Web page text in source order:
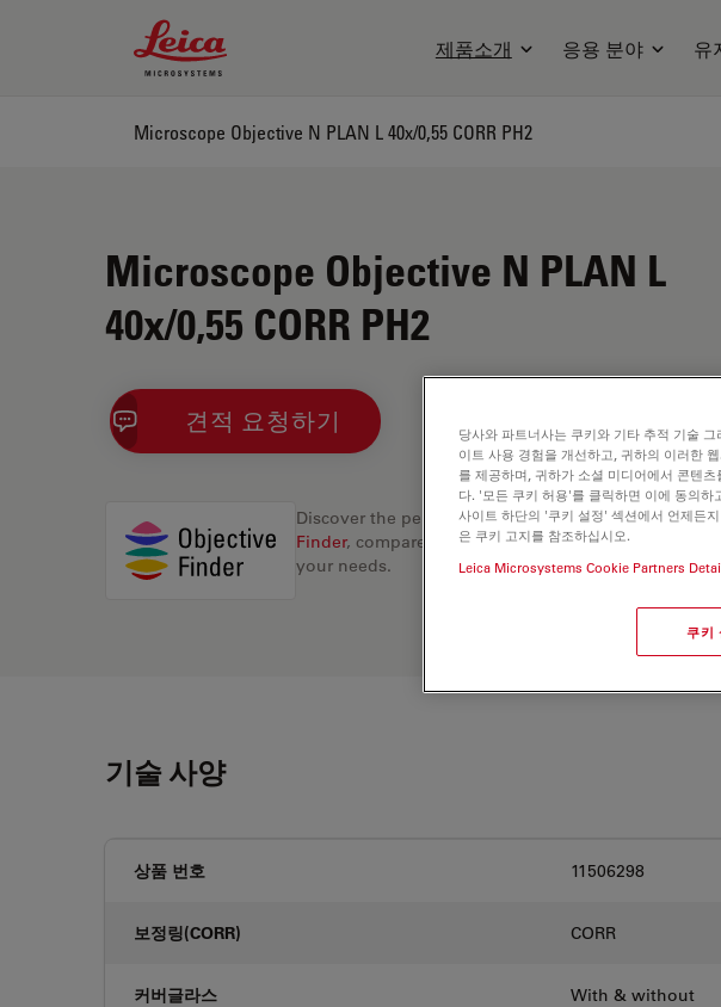
Leica Microsystems Logo
제품소개 응용 분야 유
Microscope Objective N PLAN L 40x/0,55 CORR PH2
Microscope Objective N PLAN L
40x/0,55 CORR PH2
견적 요청하기
Discover the perfect solution. Explore ourObjective
Finder, compare alternatives, and find the best fit for
your needs.
기술 사양
상품 번호 11506298
보정링(CORR) CORR
커버글라스 With & without
당사와 파트너사는 쿠키와 기타 추적 기술
이트 사용 경험을 개선하고, 귀하의 이러한
를 제공하며, 귀하가 소셜 미디어에서 콘텐
다. '모든 쿠키 허용'를 클릭하면 이에 동의
사이트 하단의 '쿠키 설정' 섹션에서 언제든
은 쿠키 고지를 참조하십시오.
Leica Microsystems Cookie Partners
쿠키